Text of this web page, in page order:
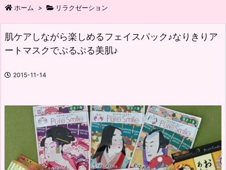
ホーム > リラクゼーション
肌ケアしながら楽しめるフェイスパック♪なりきりア
ートマスクでぷるぷる美肌♪
2015-11-14